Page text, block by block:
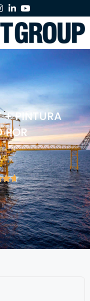
+ PINTURA
POR